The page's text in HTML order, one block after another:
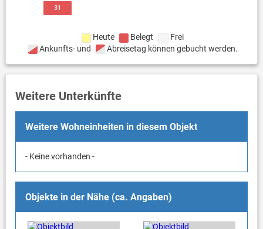
31
Heute Belegt
Frei
Ankunfts- und
Abreisetag können gebucht werden.
Weitere Unterkünfte
Weitere Wohneinheiten in diesem Objekt
- Keine vorhanden -
Objekte in der Nähe (ca. Angaben)